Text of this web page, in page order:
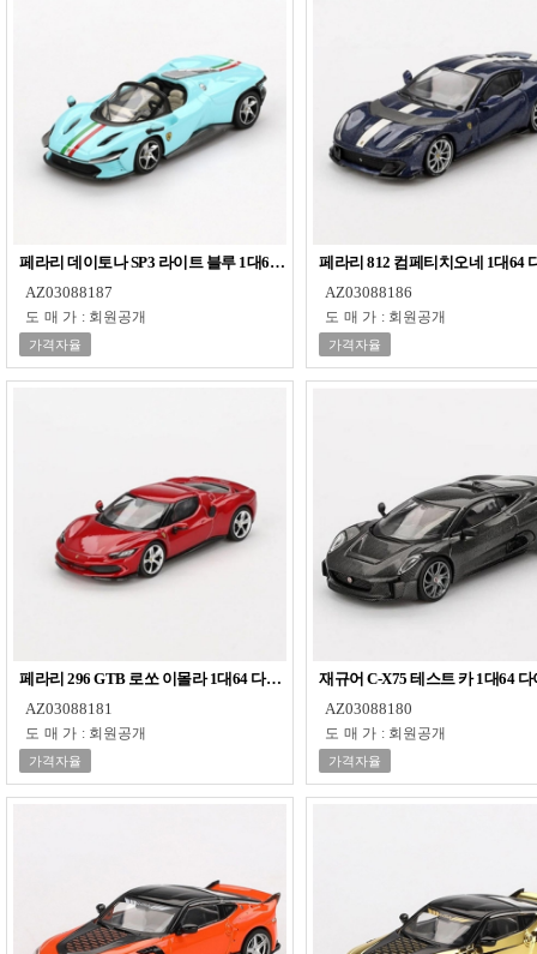
페라리 데이토나 SP3 라이트 블루 1대64 다이캐스트 피규어 모형 프라모델
AZ03088187
도매가 : 회원공개
가격자율
페라리 812 컴페티치오네 1대64
AZ03088186
도매가 : 회원공개
가격자율
페라리 296 GTB 로쏘 이몰라 1대64 다이캐스트 피규어 모형 프라모델
AZ03088181
도매가 : 회원공개
가격자율
재규어 C-X75 테스트 카 1대64
AZ03088180
도매가 : 회원공개
가격자율